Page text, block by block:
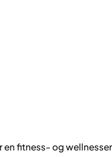
en fitness- og